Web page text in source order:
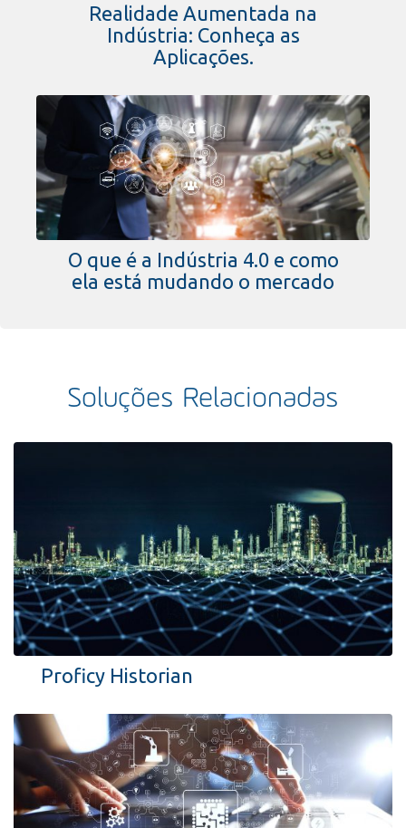
Realidade Aumentada na
Indústria: Conheça as
Aplicações.
O que é a Indústria 4.0 e como
ela está mudando o mercado
Soluções Relacionadas
Proficy Historian